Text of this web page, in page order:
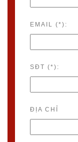
EMAIL (*):
SĐT (*):
ĐỊA CHỈ